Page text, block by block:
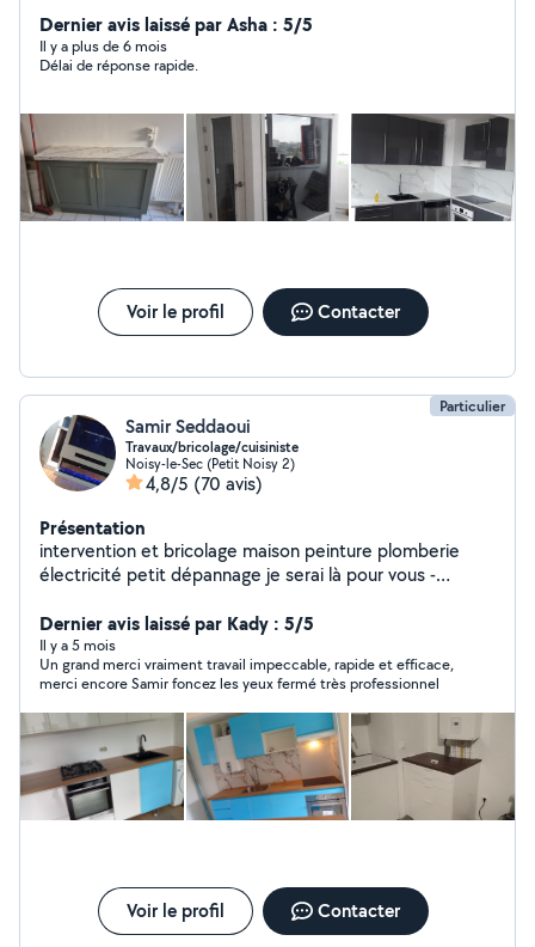
Dernier avis laissé par Asha : 5/5
Il y a plus de 6 mois
Délai de réponse rapide.
Voir le profil Contacter
Particulier
Samir Seddaoui
Travaux/bricolage/cuisiniste
Noisy-le-Sec (Petit Noisy 2)
4,8/5 (70 avis)
Présentation
intervention et bricolage maison peinture plomberie
électricité petit dépannage je serai là pour vous -
Installation serrure porte -Plomberie changement de
robinetterie -Rafraîchissement de mur peinture -enduit -
jardinage -installation d'étagère mural -fixation de tv au
mur -montage de meuble en kit -démontage meuble -
installation colonne de douche -montage cabane de
jardin -fixation d'objets décoratifs (cadres miroirs
lustres...) -Fixation tv au mur (placo ou béton) -Pose lino
-Pose cabine de douche -Installation cuisine complète -
Dépose d'anciens meuble -Démontage d'anciens
vasque et lavabo -Decoration mural avec panneaux
acoustique -aménagement cagibi et espace de
rangement -Pose de tringles à rideaux et stores -
Dernier avis laissé par Kady : 5/5
Il y a 5 mois
Un grand merci vraiment travail impeccable, rapide et efficace,
merci encore Samir foncez les yeux fermé très professionnel
Voir le profil Contacter